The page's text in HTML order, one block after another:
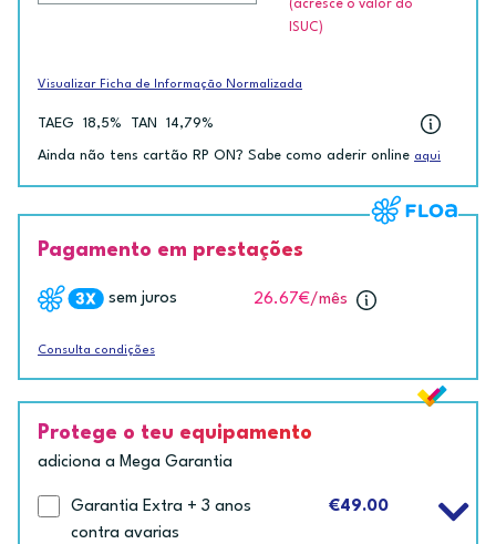
(acresce o valor do
ISUC)
Visualizar Ficha de Informação Normalizada
TAEG 18,5% TAN 14,79%
Ainda não tens cartão RP ON? Sabe como aderir online aqui
Pagamento em prestações
sem juros 26.67€/mês
Consulta condições
Protege o teu equipamento
adiciona a Mega Garantia
Garantia Extra + 3 anos
contra avarias
€49.00